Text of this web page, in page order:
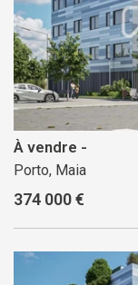
À vendre -
Porto, Maia
374 000 €